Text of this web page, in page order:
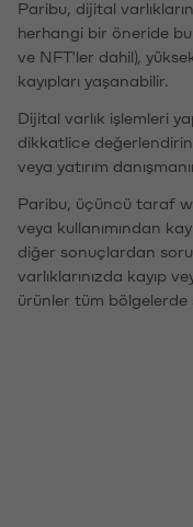
Paribu, dijital
herhangi bir öneride
ve NFT'ler dahil),
kayıpları yaşanabilir.
Dijital varlık işlemleri
dikkatlice
veya yatırım
Paribu, üçüncü taraf
veya kullanımından
diğer sonuçlardan
varlıklarınızda kayıp
ürünler tüm bölgelerde